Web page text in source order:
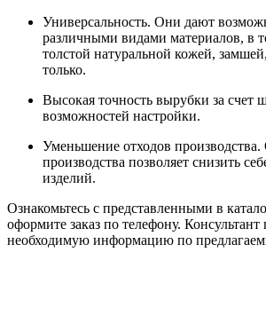
Универсальность. Они дают
различными видами материалов, в
толстой натуральной кожей,
только.
Высокая точность вырубки за счет
возможностей настройки.
Уменьшение отходов
производства позволяет снизить
изделий.
Ознакомьтесь с представленными в
оформите заказ по телефону.
необходимую информацию по